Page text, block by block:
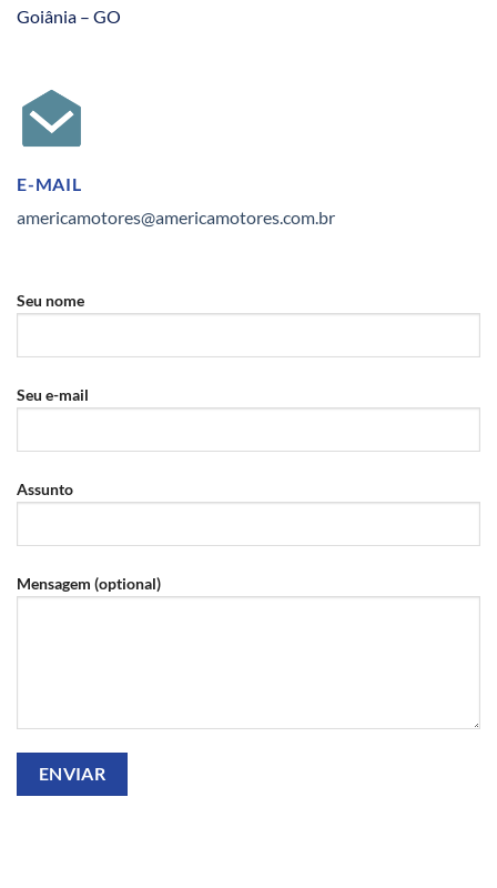
Goiânia – GO
E-MAIL
americamotores@americamotores.com.br
Seu nome
Seu e-mail
Assunto
Mensagem (optional)